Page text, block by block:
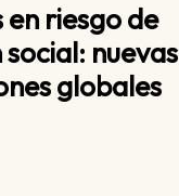
en riesgo de
nuevas
globales